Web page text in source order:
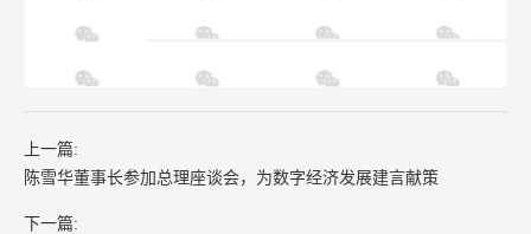
上一篇:
陈雪华董事长参加总理座谈会，为数字经济发展建言献策
下一篇: